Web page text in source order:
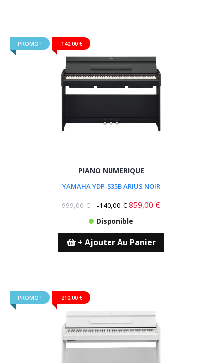
PROMO ! -140,00 €
PIANO NUMERIQUE
YAMAHA YDP-S35B ARIUS NOIR
999,00 € -140,00 € 859,00 €
Disponible
+ Ajouter Au Panier
PROMO ! -210,00 €